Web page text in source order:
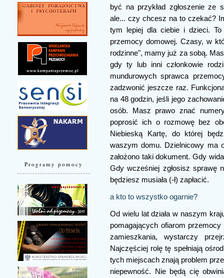
Programy pomocy
być na przykład zgłoszenie ze
ale... czy chcesz na to czekać?
tym lepiej dla ciebie i dzieci.
przemocy domowej. Czasy, w
rodzinne", mamy już za sobą.
gdy ty lub inni członkowie
mundurowych sprawca
zadzwonić jeszcze raz.
na 48 godzin, jeśli jego
osób. Masz prawo znać
poprosić ich o rozmowę bez
Niebieską Kartę, do której
waszym domu. Dzielnicowy ma
założono taki dokument. Gdy
Gdy wcześniej zgłosisz sprawę
będziesz musiała (-ł) zapłacić.
a kto to wszystko ogarnie?
Od wielu lat działa w naszym
pomagających ofiarom
zamieszkania, wystarczy
Najczęściej rolę tę spełniają
tych miejscach znają problem
niepewność. Nie będą cię